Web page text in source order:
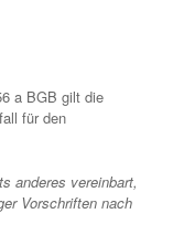
a BGB gilt die
für den
anderes vereinbart,
Vorschriften nach